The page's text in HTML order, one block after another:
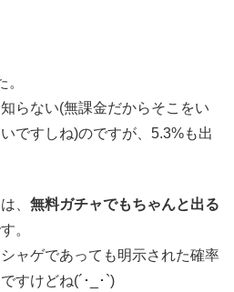
らない(無課金だからそこをい
ですしね)のですが、5.3%も出
、 無料ガチャでもちゃんと出る
。
ャゲであっても明示された確率
すけどね(´･_･`)